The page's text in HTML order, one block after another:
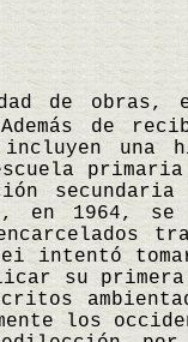
de obras,
de
una
secundaria
en 1964,
encarcelados
intentó
su primera
los